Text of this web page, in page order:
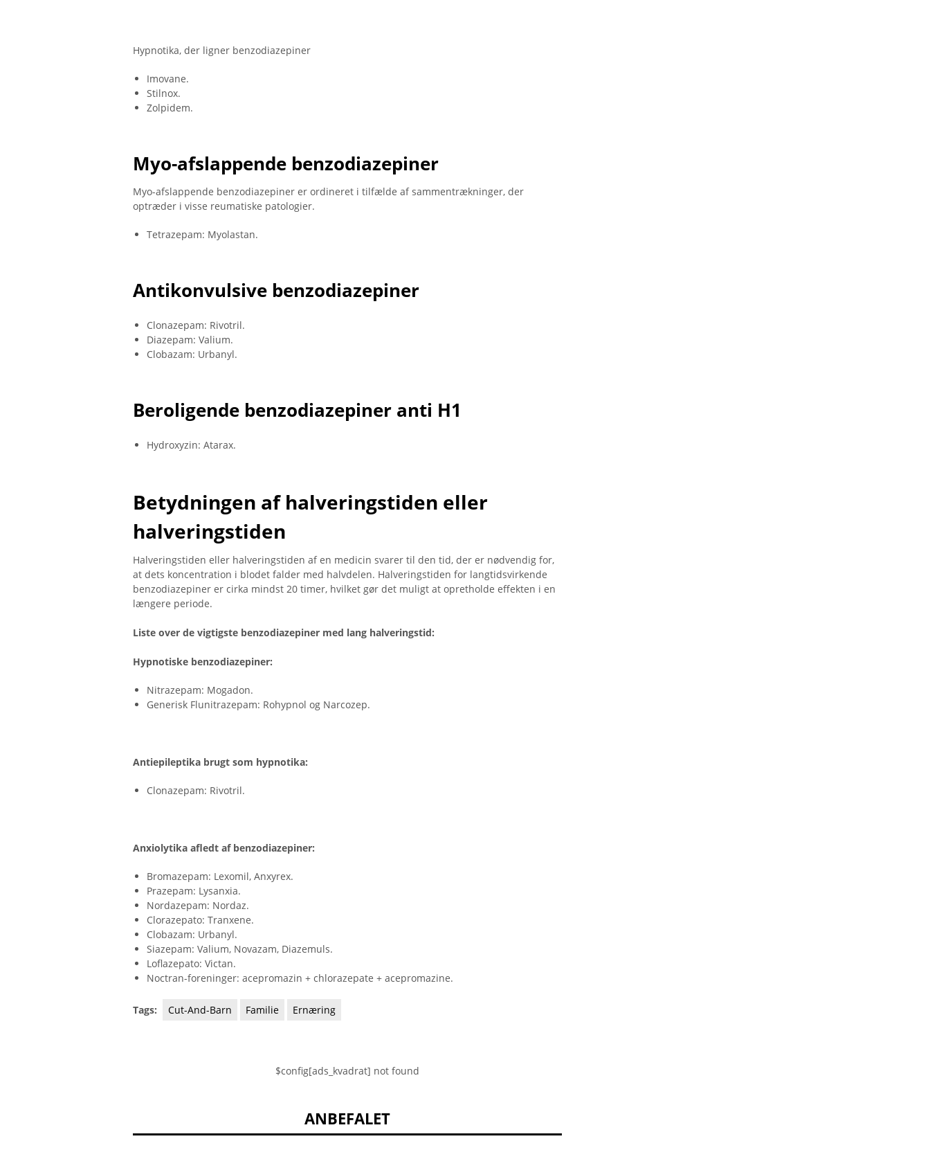
Hypnotika, der ligner benzodiazepiner
Imovane.
Stilnox.
Zolpidem.
Myo-afslappende benzodiazepiner
Myo-afslappende benzodiazepiner er ordineret i tilfælde af sammentrækninger, der
optræder i visse reumatiske patologier.
Tetrazepam: Myolastan.
Antikonvulsive benzodiazepiner
Clonazepam: Rivotril.
Diazepam: Valium.
Clobazam: Urbanyl.
Beroligende benzodiazepiner anti H1
Hydroxyzin: Atarax.
Betydningen af ​​halveringstiden eller
halveringstiden
Halveringstiden eller halveringstiden af ​​en medicin svarer til den tid, der er nødvendig for,
at dets koncentration i blodet falder med halvdelen. Halveringstiden for langtidsvirkende
benzodiazepiner er cirka mindst 20 timer, hvilket gør det muligt at opretholde effekten i en
længere periode.
Liste over de vigtigste benzodiazepiner med lang halveringstid:
Hypnotiske benzodiazepiner:
Nitrazepam: Mogadon.
Generisk Flunitrazepam: Rohypnol og Narcozep.
Antiepileptika brugt som hypnotika:
Clonazepam: Rivotril.
Anxiolytika afledt af benzodiazepiner:
Bromazepam: Lexomil, Anxyrex.
Prazepam: Lysanxia.
Nordazepam: Nordaz.
Clorazepato: Tranxene.
Clobazam: Urbanyl.
Siazepam: Valium, Novazam, Diazemuls.
Loflazepato: Victan.
Noctran-foreninger: acepromazin + chlorazepate + acepromazine.
Tags: Cut-And-Barn Familie Ernæring
$config[ads_kvadrat] not found
ANBEFALET